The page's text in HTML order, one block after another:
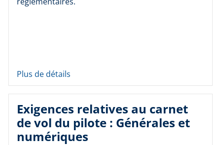
Plus de détails
Exigences relatives au carnet
de vol du pilote : Générales et
numériques